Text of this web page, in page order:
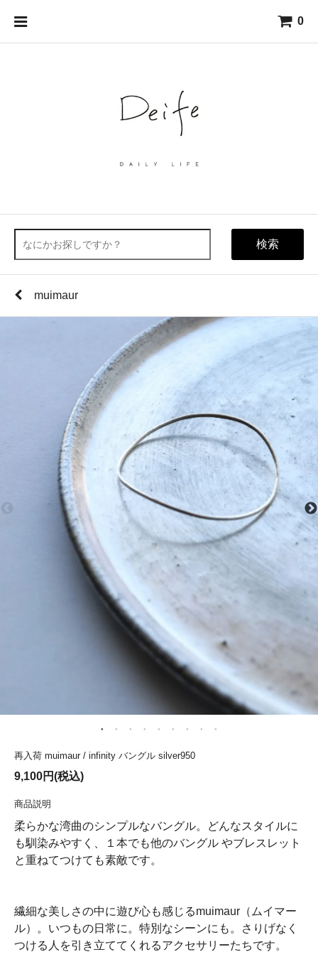
0
検索
muimaur
再入荷 muimaur / infinity バングル silver950
9,100円(税込)
商品説明
柔らかな湾曲のシンプルなバングル。どんなスタイルに
も馴染みやすく、１本でも他のバングル やブレスレット
と重ねてつけても素敵です。
繊細な美しさの中に遊び心も感じるmuimaur（ムイマー
ル）。いつもの日常に。特別なシーンにも。さりげなく
つける人を引き立ててくれるアクセサリーたちです。